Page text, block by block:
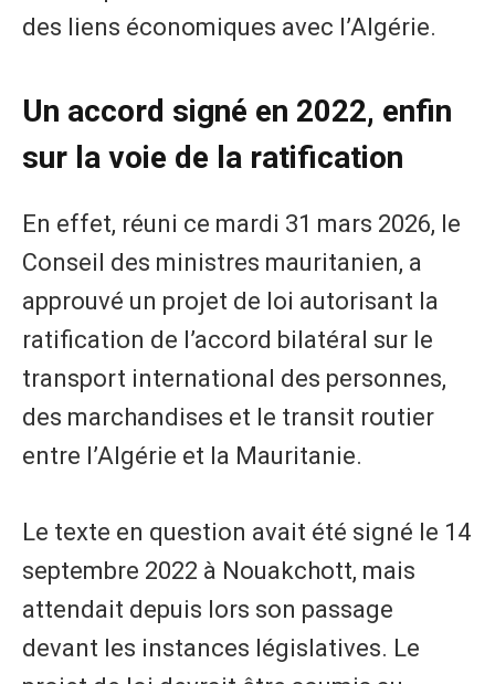
des liens économiques avec l’Algérie.
Un accord signé en 2022, enfin
sur la voie de la ratification
En effet, réuni ce mardi 31 mars 2026, le
Conseil des ministres mauritanien, a
approuvé un projet de loi autorisant la
ratification de l’accord bilatéral sur le
transport international des personnes,
des marchandises et le transit routier
entre l’Algérie et la Mauritanie.
Le texte en question avait été signé le 14
septembre 2022 à Nouakchott, mais
attendait depuis lors son passage
devant les instances législatives. Le